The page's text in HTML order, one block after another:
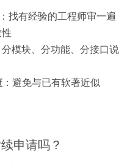
找有经验的工程师审一遍
分模块、分功能、分接口说
：避免与已有软著近似
申请吗？